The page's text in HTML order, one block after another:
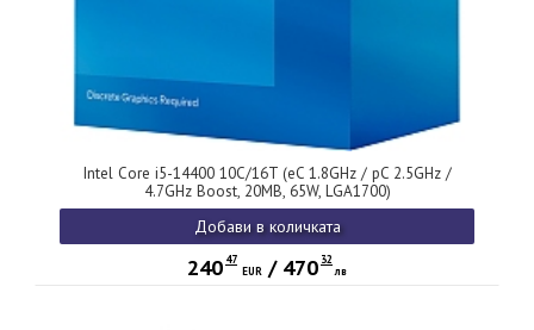
Intel Core i5-14400 10C/16T (eC 1.8GHz / pC 2.5GHz /
4.7GHz Boost, 20MB, 65W, LGA1700)
Добави в количката
240 47
EUR / 470 32
лв